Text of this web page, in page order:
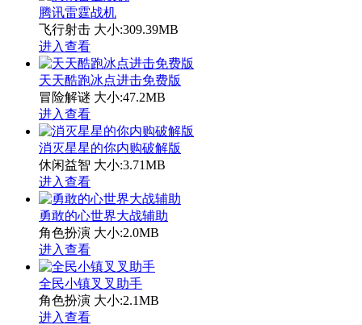
腾讯雷霆战机
飞行射击 大小:309.39MB
进入查看
天天酷跑冰点进击免费版
冒险解谜 大小:47.2MB
进入查看
消灭星星的你内购破解版
休闲益智 大小:3.71MB
进入查看
勇敢的心世界大战辅助
角色扮演 大小:2.0MB
进入查看
全民小镇叉叉助手
角色扮演 大小:2.1MB
进入查看